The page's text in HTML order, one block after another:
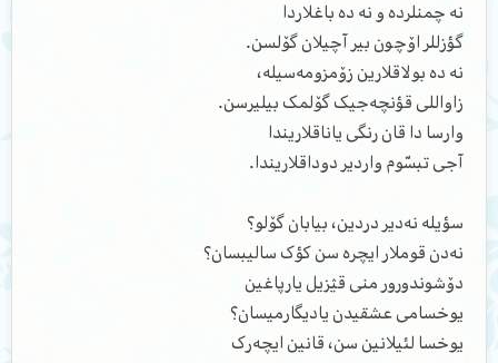
نه چمنلرده و نه ده باغلاردا
گؤزللر اۆچون بیر آچیلان گۆلسن.
نه ده بولاقلارین زۆمزومه‌سیله،
زاواللی قؤنچه‌جیک گۆلمک بیلیرسن.
وارسا دا قان رنگی یاناقلاریندا
آجی تبسّوم واردیر دوداقلاریندا.
سؤیله نه‌دیر دردین، بیابان گۆلو؟
نه‌دن قوملار ایچره سن کؤک سالیبسان؟
دۆشوندورور منی قؽزیل یارپاغین
یوخسامی عشقیدن یادیگارمیسان؟
یوخسا لئیلانین سن، قانین ایچه‌رک